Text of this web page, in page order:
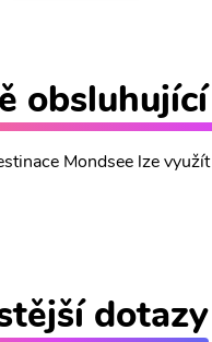
Mondsee lze
dotazy